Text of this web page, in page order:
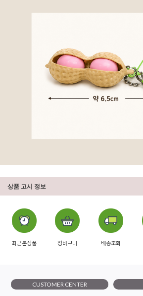
상품 고시 정보
최근본상품 장바구니 배송조회
CUSTOMER CENTER